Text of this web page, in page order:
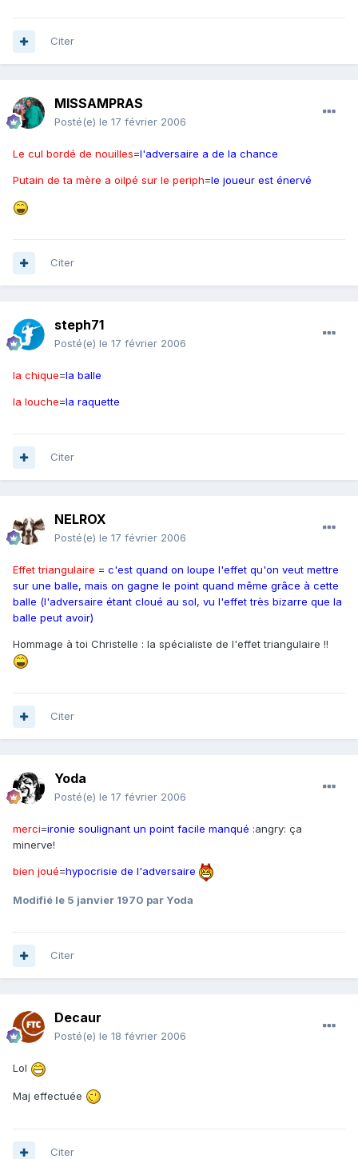
Citer
MISSAMPRAS
Posté(e) le 17 février 2006
Le cul bordé de nouilles=l'adversaire a de la chance
Putain de ta mère a oilpé sur le periph=le joueur est énervé
Citer
steph71
Posté(e) le 17 février 2006
la chique=la balle
la louche=la raquette
Citer
NELROX
Posté(e) le 17 février 2006
Effet triangulaire = c'est quand on loupe l'effet qu'on veut mettre
sur une balle, mais on gagne le point quand même grâce à cette
balle (l'adversaire étant cloué au sol, vu l'effet très bizarre que la
balle peut avoir)
Hommage à toi Christelle : la spécialiste de l'effet triangulaire !!
Citer
Yoda
Posté(e) le 17 février 2006
merci=ironie soulignant un point facile manqué :angry: ça
minerve!
bien joué=hypocrisie de l'adversaire
Modifié le 5 janvier 1970 par Yoda
Citer
Decaur
Posté(e) le 18 février 2006
Lol
Maj effectuée
Citer